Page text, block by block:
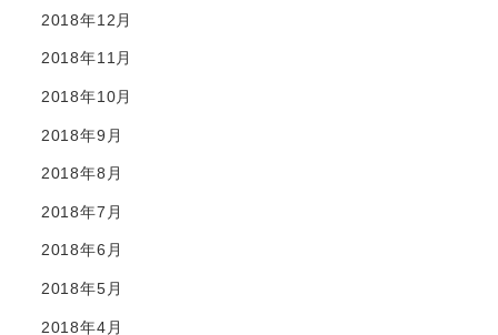
2018年12月
2018年11月
2018年10月
2018年9月
2018年8月
2018年7月
2018年6月
2018年5月
2018年4月